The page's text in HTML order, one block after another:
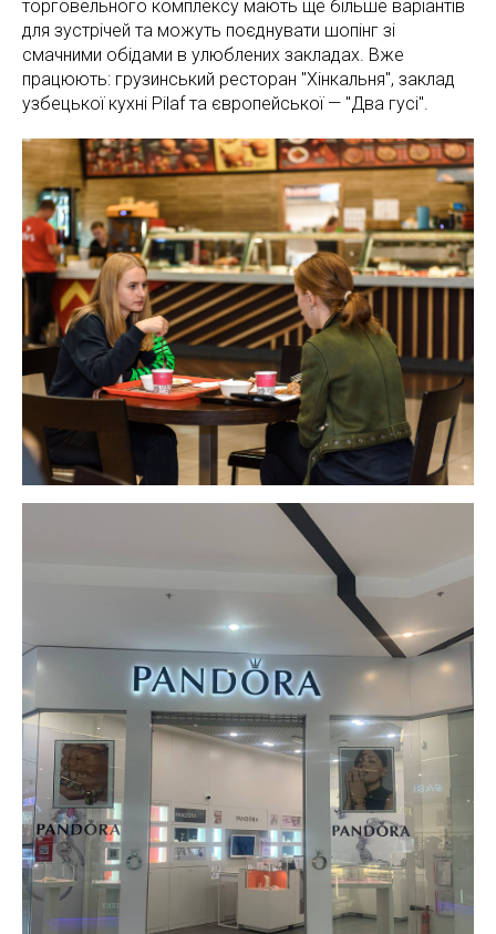
торговельного комплексу мають ще більше варіантів
для зустрічей та можуть поєднувати шопінг зі
смачними обідами в улюблених закладах. Вже
працюють: грузинський ресторан "Хінкальня", заклад
узбецької кухні Pilaf та європейської — "Два гусі".